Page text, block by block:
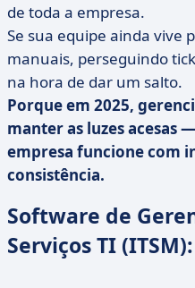
de toda a empresa.
Se sua equipe ainda vive
manuais, perseguindo
na hora de dar um salto.
Porque em 2025,
manter as luzes acesas
empresa funcione com
consistência.
Software de
Serviços TI